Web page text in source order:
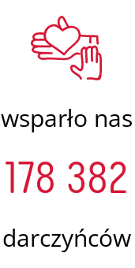
wsparło nas
178 382
darczyńców